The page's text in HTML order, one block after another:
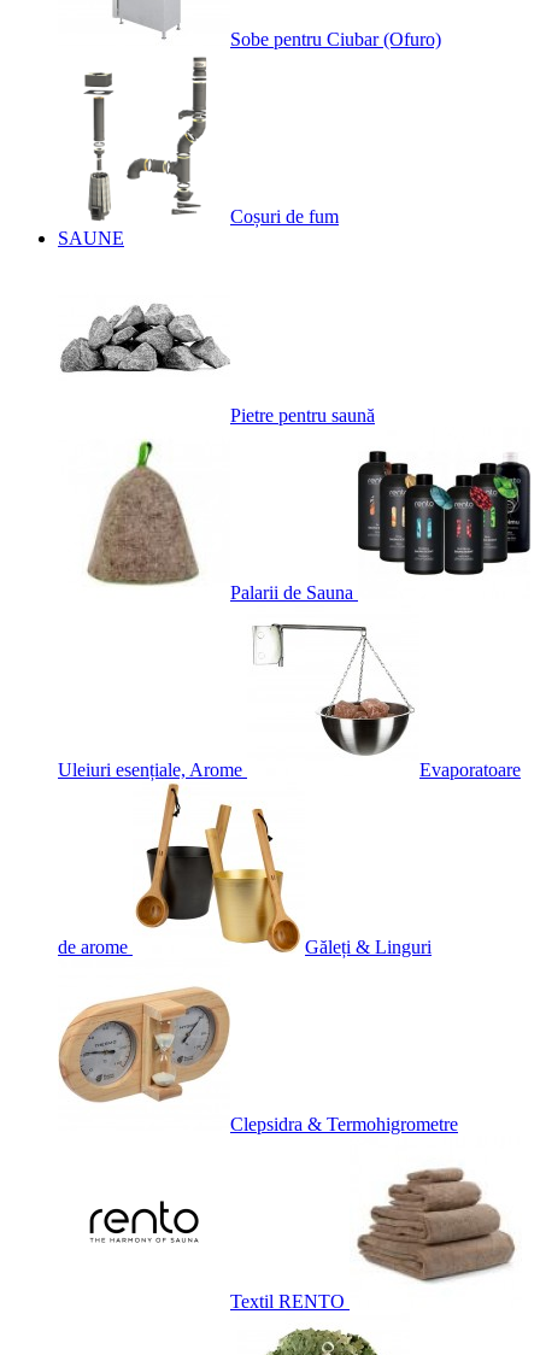
Sobe pentru Ciubar (Ofuro)
Coșuri de fum
SAUNE
Pietre pentru saună
Palarii de Sauna
Uleiuri esențiale, Arome Evaporatoare
de arome Găleți & Linguri
Clepsidra & Termohigrometre
Textil RENTO